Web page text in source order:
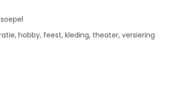
hobby, feest, kleding, theater, versiering